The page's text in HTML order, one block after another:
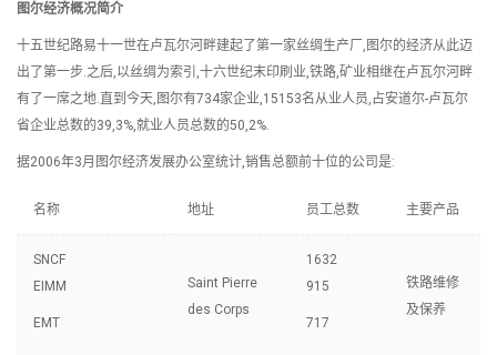
图尔经济概况简介
十五世纪路易十一世在卢瓦尔河畔建起了第一家丝绸生产厂,图尔的经济从此迈
出了第一步.之后,以丝绸为索引,十六世纪末印刷业,铁路,矿业相继在卢瓦尔河畔
有了一席之地.直到今天,图尔有734家企业,15153名从业人员,占安道尔-卢瓦尔
省企业总数的39,3%,就业人员总数的50,2%.
据2006年3月图尔经济发展办公室统计,销售总额前十位的公司是:
名称 地址 员工总数 主要产品
SNCF
EIMM
EMT
Saint Pierre
des Corps
1632
915
717
铁路维修
及保养